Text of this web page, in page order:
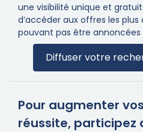
une visibilité unique et
d’accéder aux offres les
pouvant pas être annoncées
Diffuser votre
Pour augmenter
réussite, participez